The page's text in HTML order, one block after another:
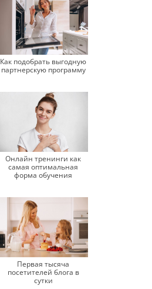
Как подобрать выгодную
партнерскую программу
Онлайн тренинги как
самая оптимальная
форма обучения
Первая тысяча
посетителей блога в
сутки